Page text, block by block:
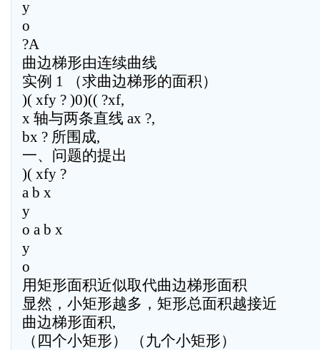
y
o
?A
曲边梯形由连续曲线
实例 1 （求曲边梯形的面积）
)( xfy ? )0)(( ?xf,
x 轴与两条直线 ax ?,
bx ? 所围成,
一、问题的提出
)( xfy ?
a b x
y
o a b x
y
o
用矩形面积近似取代曲边梯形面积
显然，小矩形越多，矩形总面积越接近
曲边梯形面积,
（四个小矩形） （九个小矩形）